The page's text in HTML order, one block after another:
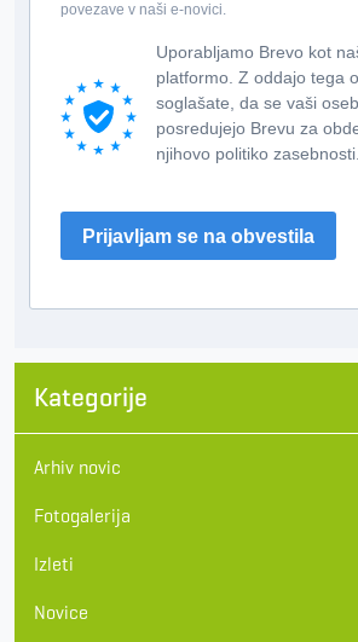
povezave v naši e-novici.
Uporabljamo Brevo kot
platformo. Z oddajo tega
soglašate, da se vaši
posredujejo Brevu za
njihovo politiko zasebnosti.
Prijavljam se na obvestila
Kategorije
Arhiv novic
Fotogalerija
Izleti
Novice